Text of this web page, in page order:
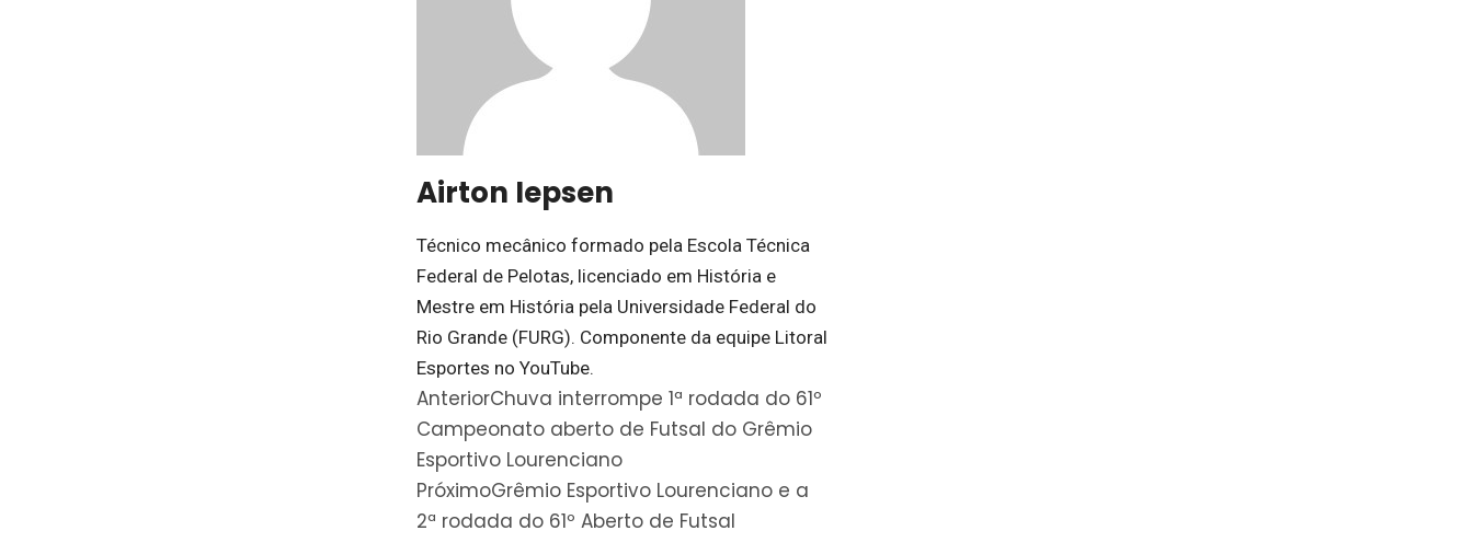
Airton Iepsen
Técnico mecânico formado pela Escola Técnica
Federal de Pelotas, licenciado em História e
Mestre em História pela Universidade Federal do
Rio Grande (FURG). Componente da equipe Litoral
Esportes no YouTube.
AnteriorChuva interrompe 1ª rodada do 61º
Campeonato aberto de Futsal do Grêmio
Esportivo Lourenciano
PróximoGrêmio Esportivo Lourenciano e a
2ª rodada do 61º Aberto de Futsal